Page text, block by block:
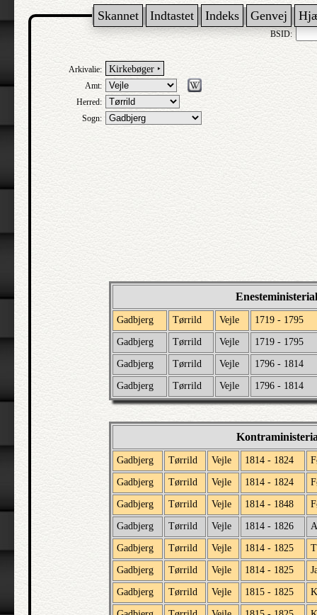
Skannet Indtastet Indeks Genvej
BSID:
Arkivalie: Kirkebøger ‣
Amt:
Herred:
Sogn:
Gadbjerg Tørrild Vejle 1719 - 1795
Gadbjerg Tørrild Vejle 1719 - 1795
Gadbjerg Tørrild Vejle 1796 - 1814
Gadbjerg Tørrild Vejle 1796 - 1814
Gadbjerg Tørrild Vejle 1814 - 1824
Gadbjerg Tørrild Vejle 1814 - 1824
Gadbjerg Tørrild Vejle 1814 - 1848
Gadbjerg Tørrild Vejle 1814 - 1826
Gadbjerg Tørrild Vejle 1814 - 1825
Gadbjerg Tørrild Vejle 1814 - 1825
Gadbjerg Tørrild Vejle 1815 - 1825